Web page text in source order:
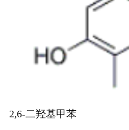
2,6-二羟基甲苯